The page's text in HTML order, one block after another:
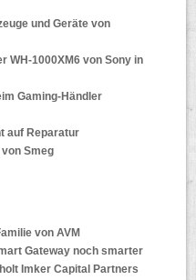
und Geräte von
WH-1000XM6 von Sony in
Gaming-Händler
auf Reparatur
Smeg
von AVM
Gateway noch smarter
Imker Capital Partners